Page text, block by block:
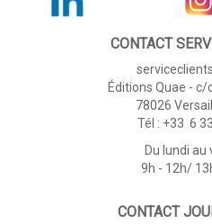
CONTACT
Éditions Quae - c/
78026
Tél : +33 6
Du lundi au
9h - 12h/
CONTACT